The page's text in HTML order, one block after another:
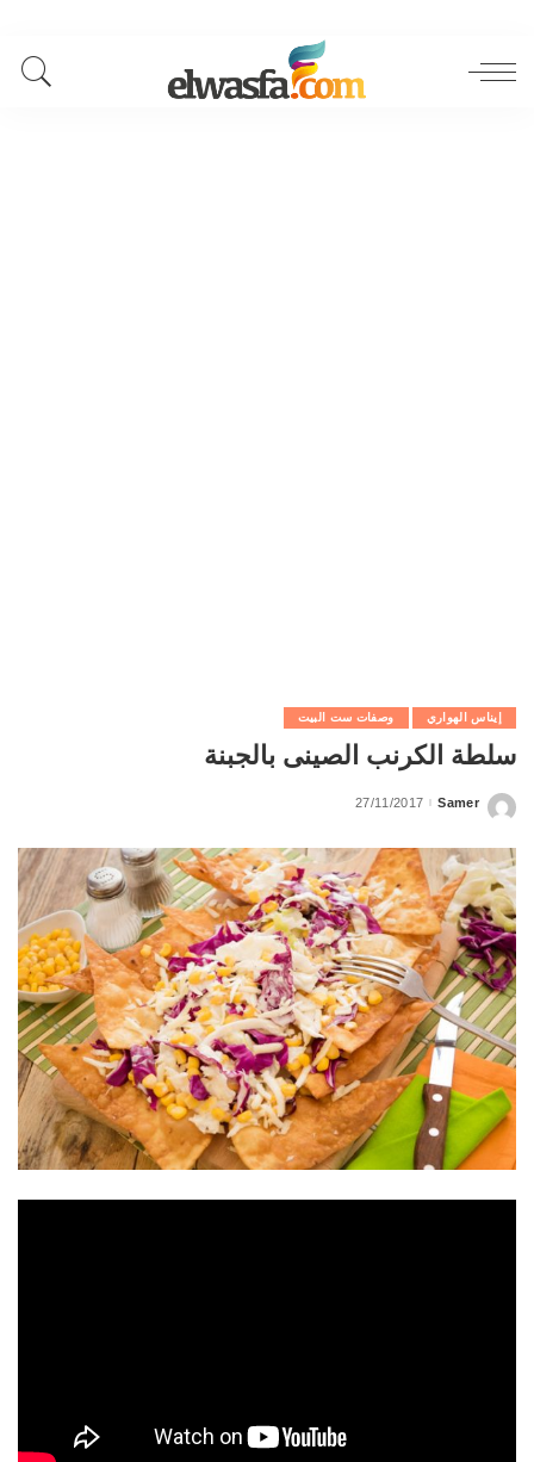
إيناس الهواري وصفات ست البيت
سلطة الكرنب الصينى بالجبنة
Posted
Samer
27/11/2017